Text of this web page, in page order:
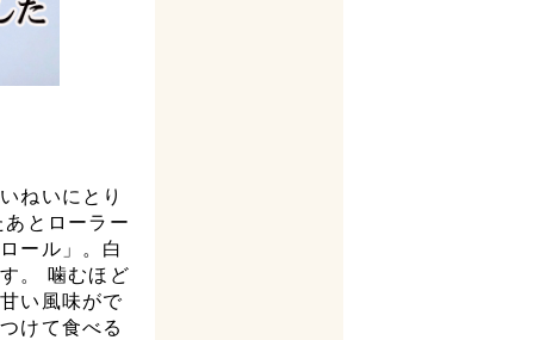
ねいにとり
とローラー
ール」。白
。 噛むほど
い風味がで
けて食べる